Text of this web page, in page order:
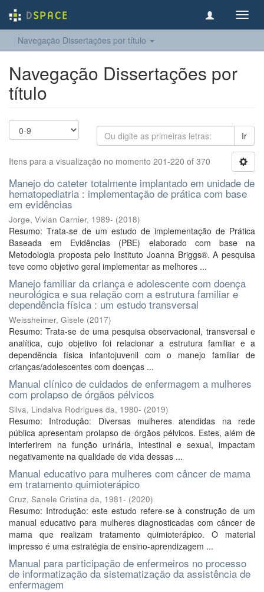
Navegação Dissertações por título
Navegação Dissertações por
título
Ir
Itens para a visualização no momento 201-220 of 370
Manejo do cateter totalmente implantado em unidade de
hematopediatria : implementação de prática com base
em evidências
Jorge, Vivian Carnier, 1989- (2018)
Resumo: Trata-se de um estudo de implementação de Prática
Baseada em Evidências (PBE) elaborado com base na
Metodologia proposta pelo Instituto Joanna Briggs®. A pesquisa
teve como objetivo geral implementar as melhores ...
Manejo familiar da criança e adolescente com doença
neurológica e sua relação com a estrutura familiar e
dependência física : um estudo transversal
Weissheimer, Gisele (2017)
Resumo: Trata-se de uma pesquisa observacional, transversal e
analítica, cujo objetivo foi relacionar a estrutura familiar e a
dependência física infantojuvenil com o manejo familiar de
crianças/adolescentes com doenças ...
Manual clínico de cuidados de enfermagem a mulheres
com prolapso de órgãos pélvicos
Silva, Lindalva Rodrigues da, 1980- (2019)
Resumo: Introdução: Diversas mulheres atendidas na rede
pública apresentam prolapso de órgãos pélvicos. Estes, além de
interferirem na função urinária, intestinal e sexual, impactam
negativamente na qualidade de vida dessas ...
Manual educativo para mulheres com câncer de mama
em tratamento quimioterápico
Cruz, Sanele Cristina da, 1981- (2020)
Resumo: Introdução: este estudo refere-se à construção de um
manual educativo para mulheres diagnosticadas com câncer de
mama que realizam tratamento quimioterápico. O material
impresso é uma estratégia de ensino-aprendizagem ...
Manual para participação de enfermeiros no processo
de informatização da sistematização da assistência de
enfermagem